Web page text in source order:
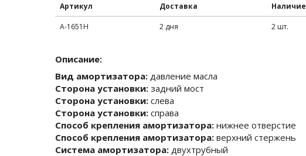
Артикул Доставка Наличие
A-1651H 2 дня 2 шт.
Описание:
Вид амортизатора: давление масла
Сторона установки: задний мост
Сторона установки: слева
Сторона установки: справа
Способ крепления амортизатора: нижнее отверстие
Способ крепления амортизатора: верхний стержень
Система амортизатора: двухтрубный